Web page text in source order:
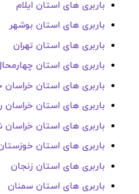
باربری های استان ایلام
باربری های استان بوشهر
باربری های استان تهران
باربری های استان
باربری های استان خراسان
باربری های استان
باربری های استان خراسان
باربری های استان
باربری های استان زنجان
باربری های استان سمنان